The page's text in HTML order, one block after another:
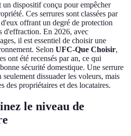
un dispositif conçu pour empêcher
Ces serrures sont classées par
offrant un degré de protection
d'effraction. En 2026, avec
il est essentiel de choisir une
Selon UFC-Que Choisir,
ont été recensés par an, ce qui
sécurité domestique. Une serrure
dissuader les voleurs, mais
des propriétaires et des locataires.
le niveau de